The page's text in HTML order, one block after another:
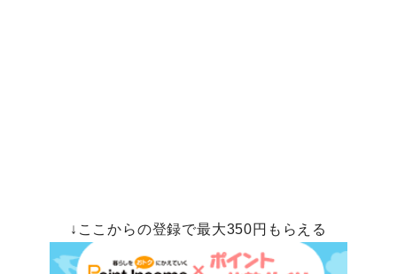
↓ここからの登録で最大350円もらえる